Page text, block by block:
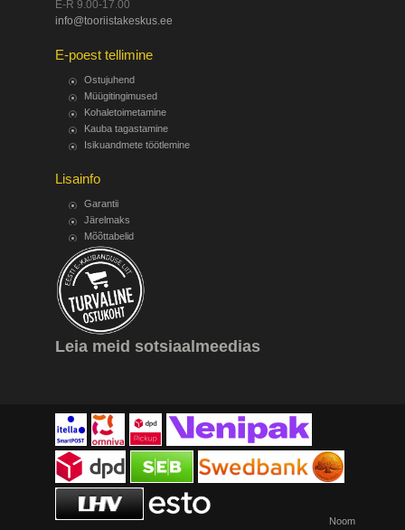
E-R 9.00-17.00
info@tooriistakeskus.ee
E-poest tellimine
Ostujuhend
Müügitingimused
Kohaletoimetamine
Kauba tagastamine
Isikuandmete töötlemine
Lisainfo
Garantii
Järelmaks
Mõõttabelid
Leia meid sotsiaalmeedias
Noom